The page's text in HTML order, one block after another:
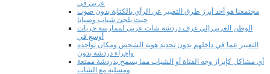
عربي في
مجتمعنا هو أحد أبرز طرق التعبير عن الرأي بالكتابة بدون صوت
حيث يلجئ شباب وصبايا
الوطن العربي إلي غرف دردشة شات عربي لممارسة حريات
أوسع في
التعبير عما في داخلهم بدون تحديد هوية الشخص ومكان تواجده
وإجراء دردشة بدون
أي مشاكل كإبراز وجه الفتاة أو الشباب مما يسمح بدردشة ممتعة
ومسلية مع الشاب